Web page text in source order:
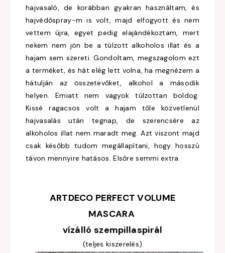
hajvasaló, de korábban gyakran használtam, és
hajvédőspray-m is volt, majd elfogyott és nem
vettem újra, egyet pedig elajándékoztam, mert
nekem nem jön be a túlzott alkoholos illat és a
hajam sem szereti. Gondoltam, megszagolom ezt
a terméket, és hát elég lett volna, ha megnézem a
hátulján az összetevőket, alkohol a második
helyen. Emiatt nem vagyok túlzottan boldog.
Kissé ragacsos volt a hajam tőle közvetlenül
hajvasalás után tegnap, de szerencsére az
alkoholos illat nem maradt meg. Azt viszont majd
csak később tudom megállapítani, hogy hosszú
távon mennyire hatásos. Elsőre semmi extra.
ARTDECO PERFECT VOLUME
MASCARA
vízálló szempillaspirál
(teljes kiszerelés)